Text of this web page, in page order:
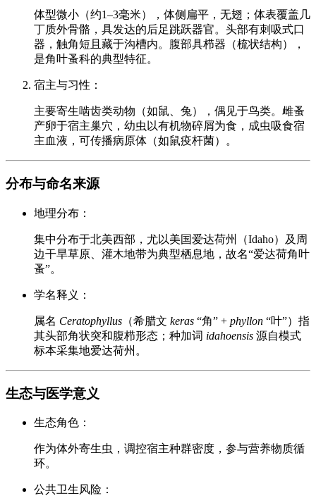
体型微小（约1–3毫米），体侧扁平，无翅；体表覆盖几
丁质外骨骼，具发达的后足跳跃器官。头部有刺吸式口
器，触角短且藏于沟槽内。腹部具栉器（梳状结构），
是角叶蚤科的典型特征。
宿主与习性：
主要寄生啮齿类动物（如鼠、兔），偶见于鸟类。雌蚤
产卵于宿主巢穴，幼虫以有机物碎屑为食，成虫吸食宿
主血液，可传播病原体（如鼠疫杆菌）。
分布与命名来源
地理分布：
集中分布于北美西部，尤以美国爱达荷州（Idaho）及周
边干旱草原、灌木地带为典型栖息地，故名“爱达荷角叶
蚤”。
学名释义：
属名 Ceratophyllus （希腊文 keras “角” + phyllon “叶”）指
其头部角状突和腹栉形态；种加词 idahoensis 源自模式
标本采集地爱达荷州。
生态与医学意义
生态角色：
作为体外寄生虫，调控宿主种群密度，参与营养物质循
环。
公共卫生风险：